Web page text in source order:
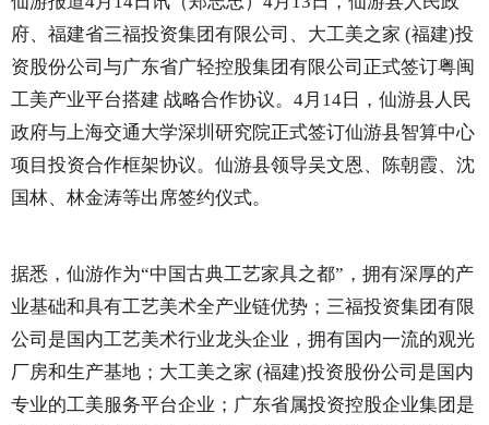
府、福建省三福投资集团有限公司、大工美之家 (福建)投
资股份公司与广东省广轻控股集团有限公司正式签订粤闽
工美产业平台搭建 战略合作协议。4月14日，仙游县人民
政府与上海交通大学深圳研究院正式签订仙游县智算中心
项目投资合作框架协议。仙游县领导吴文恩、陈朝霞、沈
国林、林金涛等出席签约仪式。
据悉，仙游作为“中国古典工艺家具之都”，拥有深厚的产
业基础和具有工艺美术全产业链优势；三福投资集团有限
公司是国内工艺美术行业龙头企业，拥有国内一流的观光
厂房和生产基地；大工美之家 (福建)投资股份公司是国内
专业的工美服务平台企业；广东省属投资控股企业集团是